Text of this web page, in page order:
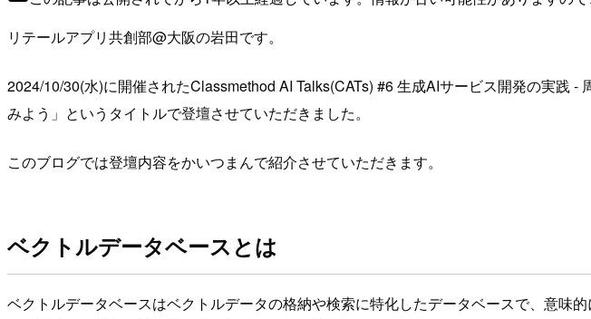
リテールアプリ共創部@大阪の岩田です。
2024/10/30(水)に開催されたClassmethod AI Talks(CATs) #6 生成AIサービス開発の実践
みよう」というタイトルで登壇させていただきました。
このブログでは登壇内容をかいつまんで紹介させていただきます。
ベクトルデータベースとは
ベクトルデータベースはベクトルデータの格納や検索に特化したデータベースで、意味